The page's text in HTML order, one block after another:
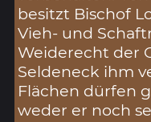
besitzt Bischof
Vieh- und
Weiderecht der
Seldeneck ihm
Flächen dürfen
weder er noch